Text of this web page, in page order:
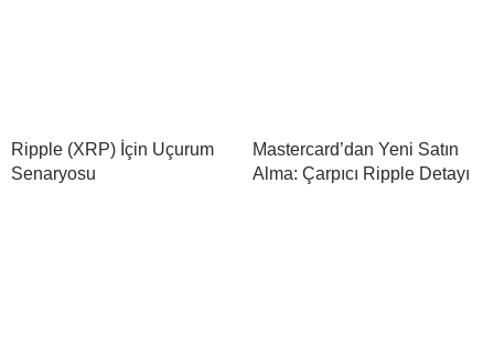
Ripple (XRP) İçin Uçurum
Senaryosu
Mastercard’dan Yeni Satın
Alma: Çarpıcı Ripple Detayı